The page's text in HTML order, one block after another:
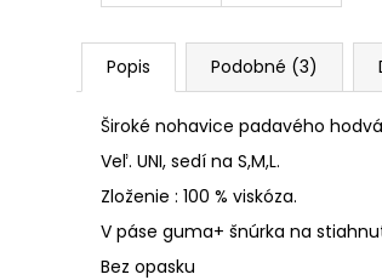
Popis Podobné (3)
Široké nohavice padavého
Veľ. UNI, sedí na S,M,L.
Zloženie : 100 % viskóza.
V páse guma+ šnúrka na
Bez opasku